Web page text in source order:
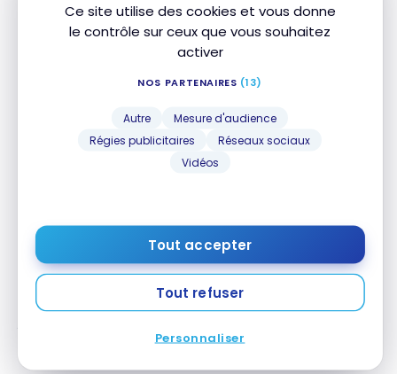
Ce site utilise des cookies et vous donne
le contrôle sur ceux que vous souhaitez
activer
NOS PARTENAIRES (13)
Autre
Mesure d'audience
Régies publicitaires
Réseaux sociaux
Vidéos
Tout accepter
Tout refuser
Personnaliser
Assurance
bagages
de location
hôtels et les
Cette section présente les durées et montants maximaux
de couverture. Veuillez consulter votre certificat d’assurance
couverture. Les conditions générales s’appliquent.*